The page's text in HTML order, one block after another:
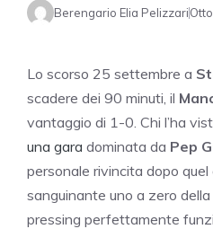
Berengario Elia Pelizzari
Lo scorso 25 settembre a
scadere dei 90 minuti, il
vantaggio di 1-0. Chi l’ha
una gara dominata da Pep
personale rivincita dopo
sanguinante uno a zero
pressing perfettamente